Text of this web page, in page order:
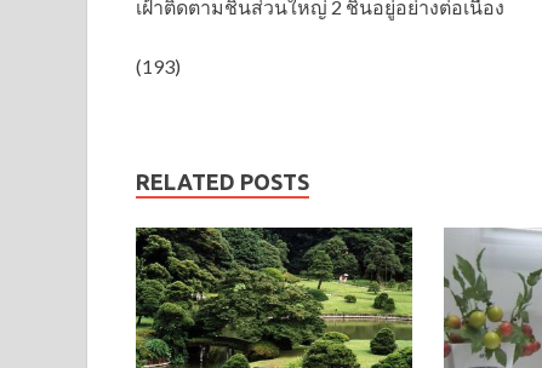
เฝ้าติดตามชิ้นส่วนใหญ่ 2 ชิ้นอยู่อย่างต่อเนื่อง
(193)
RELATED POSTS